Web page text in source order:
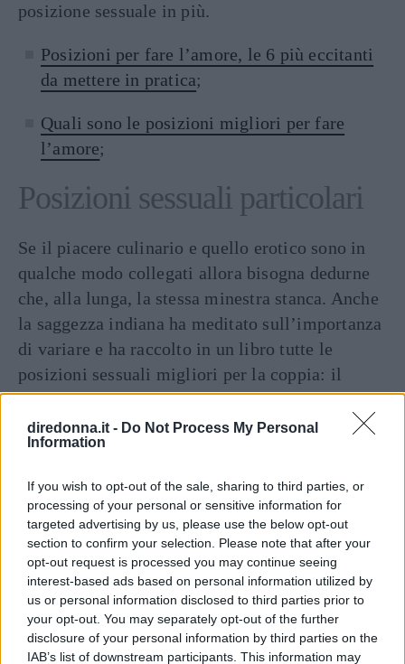
diredonna.it - Do Not Process My Personal
Information
If you wish to opt-out of the sale, sharing to third parties, or
processing of your personal or sensitive information for
targeted advertising by us, please use the below opt-out
section to confirm your selection. Please note that after your
opt-out request is processed you may continue seeing
interest-based ads based on personal information utilized by
us or personal information disclosed to third parties prior to
your opt-out. You may separately opt-out of the further
disclosure of your personal information by third parties on the
IAB’s list of downstream participants. This information may
posizione sessuale in più.
Posizioni per fare l’amore, le 6 più eccitanti
da mettere in pratica;
Quali sono le posizioni migliori per fare
l’amore;
Posizioni sessuali particolari
Se il piacere culinario e quello erotico sono in
qualche modo collegati allora bisogna dedurne
che, alla lunga, la stessa minestra stanca. Anche
la saggezza indiana ha meditato sull’importanza
di variare e ha raccolto in un libro tutte le
posizioni sessuali migliori per la coppia: il
Kāma Sūtra propone ben 64 posizioni sessuali,
eccole migliori 20 posizioni sessuali del
kamasutra.
Dando uno sguardo rapido si intuisce che per
realizzarle provando piacere è necessario godere
di una certa prestanza fisica: un corpo allenato e
agile è fondamentale alla riuscita. Praticare
Yoga può essere di grande aiuto:
9 posizioni Yoga per migliorare le